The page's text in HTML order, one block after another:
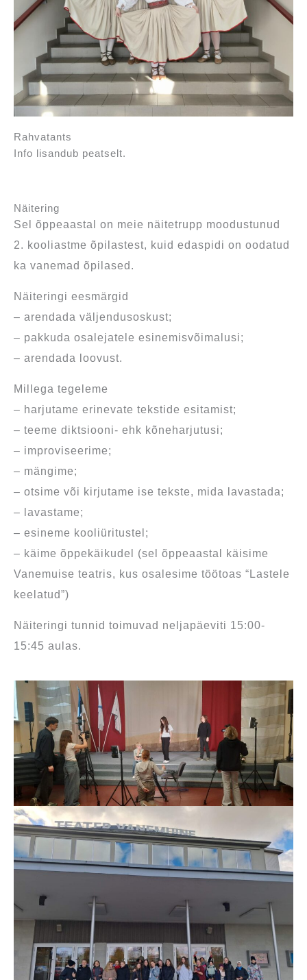
Rahvatants
Info lisandub peatselt.
Näitering
Sel õppeaastal on meie näitetrupp moodustunud
2. kooliastme õpilastest, kuid edaspidi on oodatud
ka vanemad õpilased.
Näiteringi eesmärgid
– arendada väljendusoskust;
– pakkuda osalejatele esinemisvõimalusi;
– arendada loovust.
Millega tegeleme
– harjutame erinevate tekstide esitamist;
– teeme diktsiooni- ehk kõneharjutusi;
– improviseerime;
– mängime;
– otsime või kirjutame ise tekste, mida lavastada;
– lavastame;
– esineme kooliüritustel;
– käime õppekäikudel (sel õppeaastal käisime
Vanemuise teatris, kus osalesime töötoas “Lastele
keelatud”)
Näiteringi tunnid toimuvad neljapäeviti 15:00-
15:45 aulas.